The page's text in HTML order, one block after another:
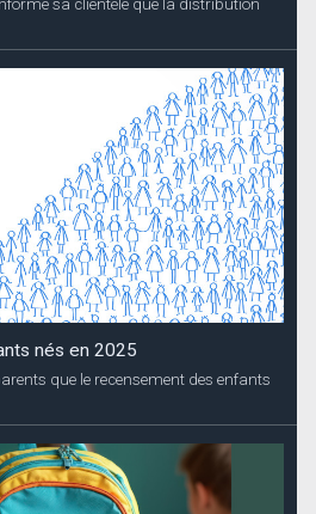
sa clientèle que la distribution
nés en 2025
que le recensement des enfants